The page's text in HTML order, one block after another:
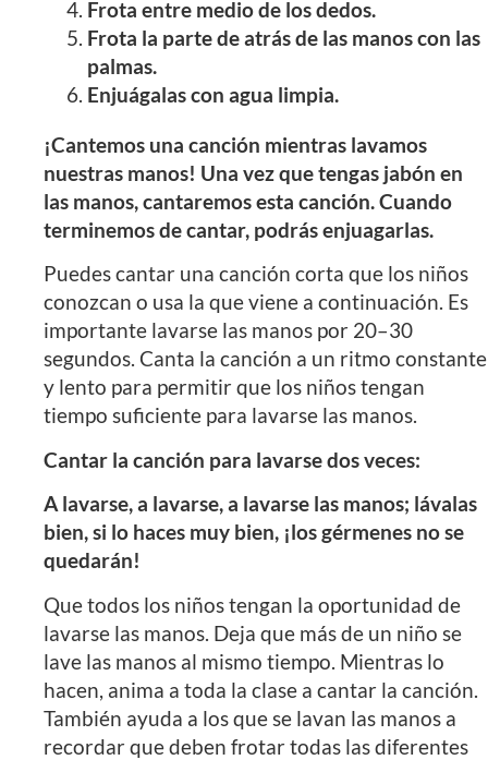
Frota entre medio de los dedos.
Frota la parte de atrás de las manos con las
palmas.
Enjuágalas con agua limpia.
¡Cantemos una canción mientras lavamos
nuestras manos! Una vez que tengas jabón en
las manos, cantaremos esta canción. Cuando
terminemos de cantar, podrás enjuagarlas.
Puedes cantar una canción corta que los niños
conozcan o usa la que viene a continuación. Es
importante lavarse las manos por 20–30
segundos. Canta la canción a un ritmo constante
y lento para permitir que los niños tengan
tiempo suficiente para lavarse las manos.
Cantar la canción para lavarse dos veces:
A lavarse, a lavarse, a lavarse las manos; lávalas
bien, si lo haces muy bien, ¡los gérmenes no se
quedarán!
Que todos los niños tengan la oportunidad de
lavarse las manos. Deja que más de un niño se
lave las manos al mismo tiempo. Mientras lo
hacen, anima a toda la clase a cantar la canción.
También ayuda a los que se lavan las manos a
recordar que deben frotar todas las diferentes